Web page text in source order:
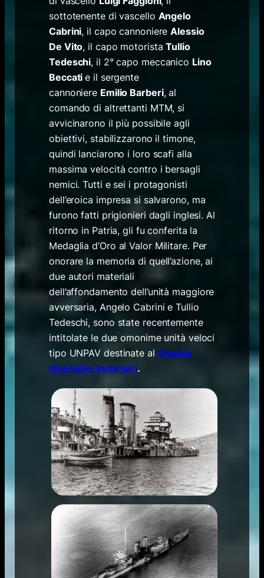
sottotenente di vascello Angelo
Cabrini, il capo cannoniereAlessio
De Vito, il capo motoristaTullio
Tedeschi, il 2° capo meccanico Lino
Beccatie il sergente
cannoniere Emilio Barberi, al
comando di altrettanti MTM, si
avvicinarono il più possibile agli
obiettivi, stabilizzarono il timone,
quindi lanciarono i loro scafi alla
massima velocità contro i bersagli
nemici. Tutti e sei i protagonisti
dell’eroica impresa si salvarono, ma
furono fatti prigionieri dagli inglesi. Al
ritorno in Patria, gli fu conferita la
Medaglia d’Oro al Valor Militare. Per
onorare la memoria di quell’azione, ai
due autori materiali
dell’affondamento dell’unità maggiore
avversaria, Angelo Cabrini e Tullio
Tedeschi, sono state recentemente
intitolate le due omonime unità veloci
tipo UNPAV destinate al Gruppo
Operativo Incursori.